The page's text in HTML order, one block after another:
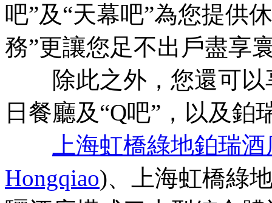
吧”及“天幕吧”為您提供
務”更讓您足不出戶盡享
除此之外，您還可以
日餐廳及“Q吧”，以及鉑
上海虹橋綠地鉑瑞酒
Hongqiao)、上海虹橋綠